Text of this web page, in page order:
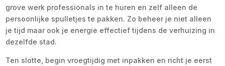
grove werk professionals in te huren en zelf alleen de
persoonlijke spulletjes te pakken. Zo beheer je niet alleen
je tijd maar ook je energie effectief tijdens de verhuizing in
dezelfde stad.
Ten slotte, begin vroegtijdig met inpakken en richt je eerst